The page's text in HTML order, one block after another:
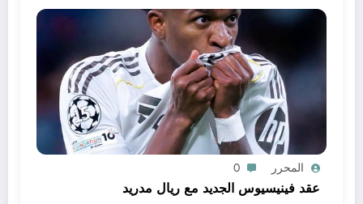
المحرر 0
عقد فينيسيوس الجديد مع ريال مدريد